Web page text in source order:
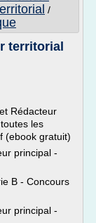
/
territorial
Rédacteur
les
(ebook gratuit)
principal -
B - Concours
principal -